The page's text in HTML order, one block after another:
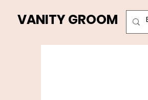
VANITY GROOM